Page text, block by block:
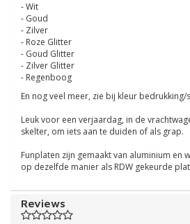
- Wit
- Goud
- Zilver
- Roze Glitter
- Goud Glitter
- Zilver Glitter
- Regenboog
En nog veel meer, zie bij kleur
Leuk voor een verjaardag, in de
skelter, om iets aan te duiden of als grap.
Funplaten zijn gemaakt van aluminium en
op dezelfde manier als RDW gekeurde
Reviews